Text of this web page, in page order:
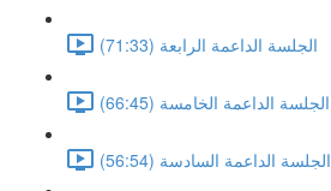
الجلسة الداعمة الرابعة (71:33)
الجلسة الداعمة الخامسة (66:45)
الجلسة الداعمة السادسة (56:54)